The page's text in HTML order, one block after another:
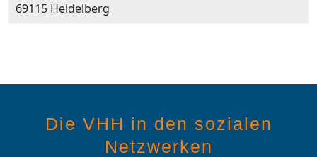
69115 Heidelberg
Die VHH in den sozialen
Netzwerken